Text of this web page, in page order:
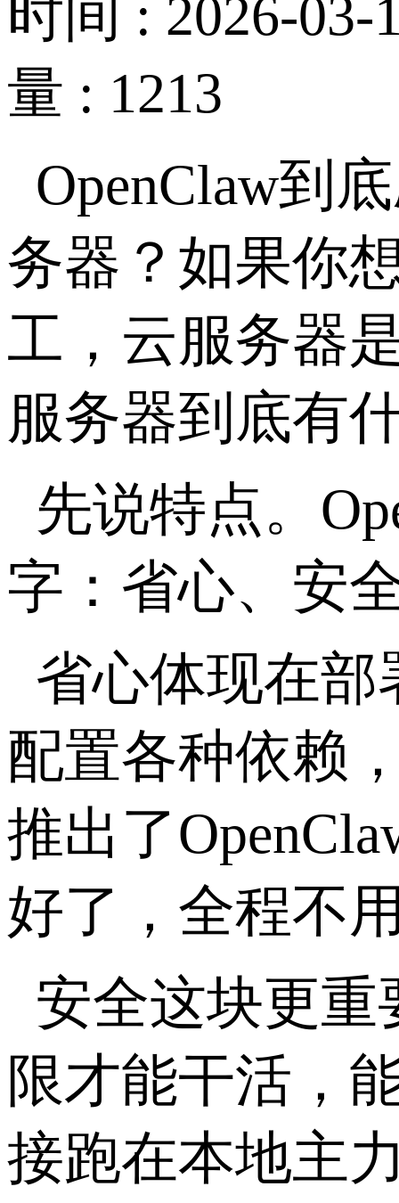
时间 : 2026-03-
量 : 1213
OpenClaw到
务器？如果你
工，云服务器
服务器到底有
先说特点。
字：省心、安
省心体现在部
配置各种依赖
推出了
好了，全程不
安全这块更重
限才能干活，
接跑在本地主